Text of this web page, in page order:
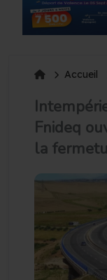
Accueil
Fnideq
la